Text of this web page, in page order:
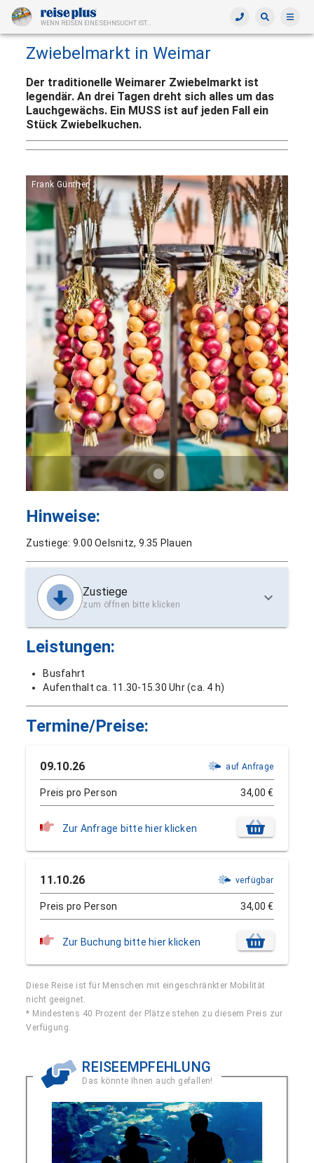
WENN REISEN EINE SEHNSUCHT IST...
Zwiebelmarkt in Weimar
Der traditionelle Weimarer Zwiebelmarkt ist
legendär. An drei Tagen dreht sich alles um das
Lauchgewächs. Ein MUSS ist auf jeden Fall ein
Stück Zwiebelkuchen.
Frank Günther
Hinweise:
Zustiege: 9.00 Oelsnitz, 9.35 Plauen
Zustiege
zum öffnen bitte klicken
Leistungen:
Busfahrt
Aufenthalt ca. 11.30-15.30 Uhr (ca. 4 h)
Termine/Preise:
09.10.26 auf Anfrage
Preis pro Person 34,00 €
Zur Anfrage bitte hier klicken
11.10.26 verfügbar
Preis pro Person 34,00 €
Zur Buchung bitte hier klicken
Diese Reise ist für Menschen mit eingeschränkter Mobilität
nicht geeignet.
* Mindestens 40 Prozent der Plätze stehen zu diesem Preis zur
Verfügung.
REISEEMPFEHLUNG
Das könnte Ihnen auch gefallen!